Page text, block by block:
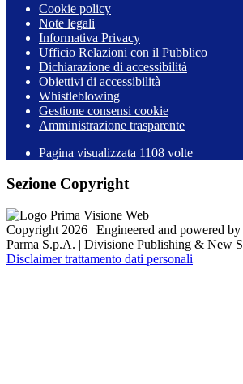
Cookie policy
Note legali
Informativa Privacy
Ufficio Relazioni con il Pubblico
Dichiarazione di accessibilità
Obiettivi di accessibilità
Whistleblowing
Gestione consensi cookie
Amministrazione trasparente
Pagina visualizzata 1108 volte
Sezione Copyright
Copyright 2026 | Engineered and powered
Parma S.p.A. | Divisione Publishing & New
Disclaimer trattamento dati personali